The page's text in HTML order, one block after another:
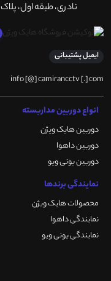
نادری، طبقه اول، پلاک 1 ،فروشگاه کمیران
ایمیل پشتیبانی
info [@] camirancctv [.] com
انواع دوربین مداربسته
دوربین هایک ویژن
دوربین داهوا
دوربین یونی ویو
نمایندگی برندها
محصولات هایک ویژن
نمایندگی داهوا
نمایندگی یونی ویو